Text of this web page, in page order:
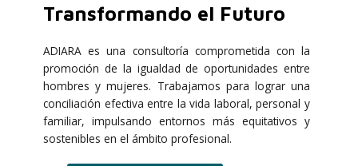
Transformando el Futuro
ADIARA es una consultoría comprometida con la
promoción de la igualdad de oportunidades entre
hombres y mujeres. Trabajamos para lograr una
conciliación efectiva entre la vida laboral, personal y
familiar, impulsando entornos más equitativos y
sostenibles en el ámbito profesional.